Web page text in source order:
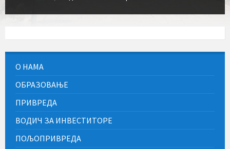
О НАМА
ОБРАЗОВАЊЕ
ПРИВРЕДА
ВОДИЧ ЗА ИНВЕСТИТОРЕ
ПОЉОПРИВРЕДА